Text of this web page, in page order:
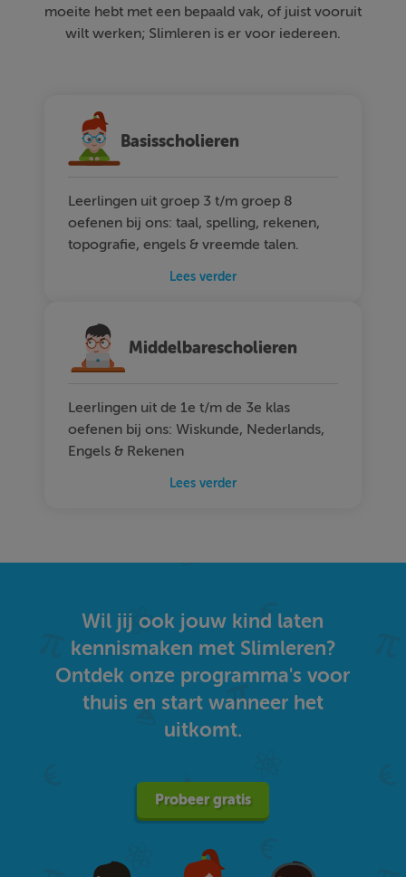
moeite hebt met een bepaald vak, of juist vooruit
wilt werken; Slimleren is er voor iedereen.
Basisscholieren
Leerlingen uit groep 3 t/m groep 8
oefenen bij ons: taal, spelling, rekenen,
topografie, engels & vreemde talen.
Lees verder
Middelbarescholieren
Leerlingen uit de 1e t/m de 3e klas
oefenen bij ons: Wiskunde, Nederlands,
Engels & Rekenen
Lees verder
Wil jij ook jouw kind laten
kennismaken met Slimleren?
Ontdek onze programma's voor
thuis en start wanneer het
uitkomt.
Probeer gratis